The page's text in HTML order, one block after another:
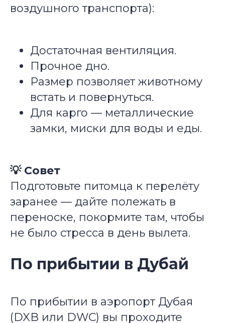
воздушного транспорта):
Достаточная вентиляция.
Прочное дно.
Размер позволяет животному
встать и повернуться.
Для карго — металлические
замки, миски для воды и еды.
💡 Совет
Подготовьте питомца к перелёту
заранее — дайте полежать в
переноске, покормите там, чтобы
не было стресса в день вылета.
По прибытии в Дубай
По прибытии в аэропорт Дубая
(DXB или DWC) вы проходите